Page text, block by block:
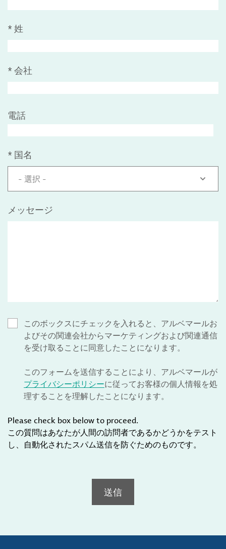
* 姓
* 会社
電話
* 国名
- 選択 -
メッセージ
このボックスにチェックを入れると、アルベマールお
よびその関連会社からマーケティングおよび関連通信
を受け取ることに同意したことになります。
このフォームを送信することにより、アルベマールが
プライバシーポリシーに従ってお客様の個人情報を処
理することを理解したことになります。
Please check box below to proceed.
この質問はあなたが人間の訪問者であるかどうかをテスト
し、自動化されたスパム送信を防ぐためのものです。
送信